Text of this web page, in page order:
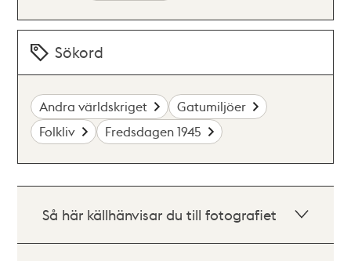
Sökord
Andra världskriget
Gatumiljöer
Folkliv
Fredsdagen 1945
Så här källhänvisar du till fotografiet